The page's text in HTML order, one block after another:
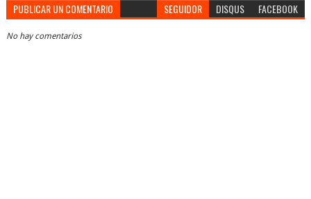
PUBLICAR UN COMENTARIO SEGUIDOR DISQUS FACEBOOK
No hay comentarios